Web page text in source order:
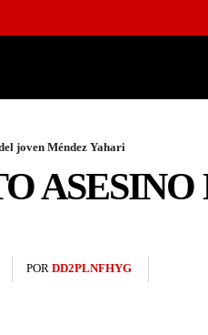
joven Méndez Yahari
POR DD2PLNFHYG